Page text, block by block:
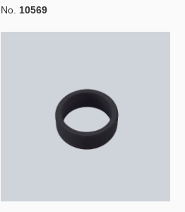
No. 10569